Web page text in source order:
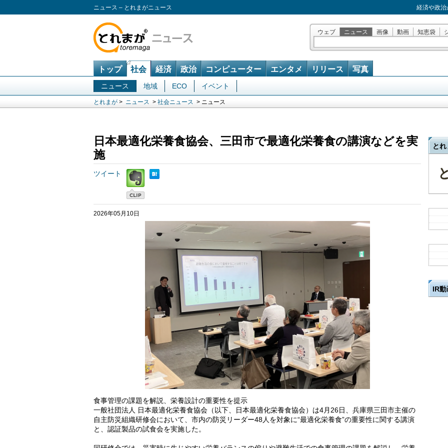
ニュース – とれまがニュース 経済や政
ウェブ ニュース 画像 動画 知恵袋
トップ 社会 経済 政治 コンピューター エンタメ リリース 写真
ニュース 地域 ECO イベント
とれまが > ニュース > 社会ニュース > ニュース
日本最適化栄養食協会、三田市で最適化栄養食の講演などを実
施
ツイート
2026年05月10日
食事管理の課題を解説、栄養設計の重要性を提示
一般社団法人 日本最適化栄養食協会（以下、日本最適化栄養食協会）は4月26日、兵庫県三田市主催の
自主防災組織研修会において、市内の防災リーダー48人を対象に“最適化栄養食”の重要性に関する講演
と、認証製品の試食会を実施した。
とれ
IR動